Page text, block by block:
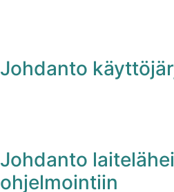
Johdanto
Johdanto
ohjelmointiin